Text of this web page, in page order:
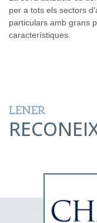
per a tots els sectors
particulars amb grans
característiques.
LENER